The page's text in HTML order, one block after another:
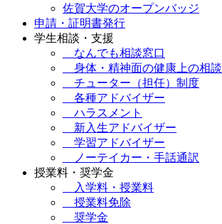
佐賀大学のオープンバッジ
申請・証明書発行
学生相談・支援
なんでも相談窓口
身体・精神面の健康上の相談
チューター（担任）制度
各種アドバイザー
ハラスメント
新入生アドバイザー
学習アドバイザー
ノーテイカー・手話通訳
授業料・奨学金
入学料・授業料
授業料免除
奨学金